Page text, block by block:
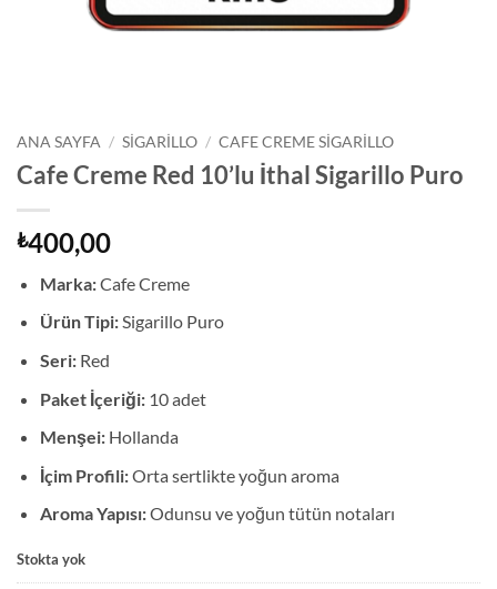
ANA SAYFA / SIGARILLO / CAFE CREME SIGARILLO
Cafe Creme Red 10’lu İthal Sigarillo Puro
₺400,00
Marka:Cafe Creme
Ürün Tipi:Sigarillo Puro
Seri:Red
Paket İçeriği:10 adet
Menşei:Hollanda
İçim Profili:Orta sertlikte yoğun aroma
Aroma Yapısı:Odunsu ve yoğun tütün notaları
Stokta yok